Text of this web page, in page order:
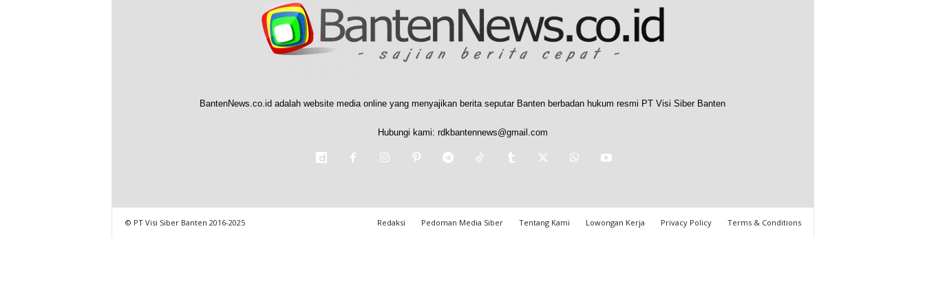
BantenNews.co.id adalah website media online yang menyajikan berita seputar Banten berbadan hukum resmi PT Visi Siber Banten
Hubungi kami: rdkbantennews@gmail.com
Redaksi Pedoman Media Siber Tentang Kami Lowongan Kerja Privacy Policy Terms & Conditions
© PT Visi Siber Banten 2016-2025